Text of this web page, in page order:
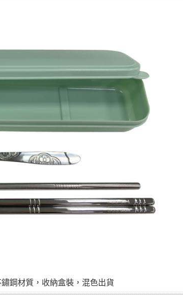
鋼材質，收納盒裝，混色出貨